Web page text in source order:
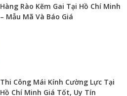
Hàng Rào Kẽm Gai Tại Hồ Chí Minh
– Mẫu Mã Và Báo Giá
Thi Công Mái Kính Cường Lực Tại
Hồ Chí Minh Giá Tốt, Uy Tín